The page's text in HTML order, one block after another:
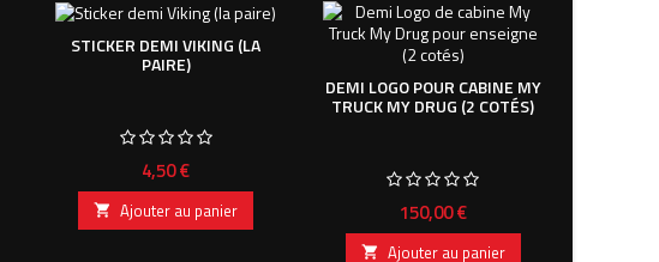
STICKER DEMI VIKING (LA
PAIRE)
Prix
4,50 €
 Ajouter au panier
DEMI LOGO POUR CABINE MY
TRUCK MY DRUG (2 COTÉS)
Prix
150,00 €
 Ajouter au panier